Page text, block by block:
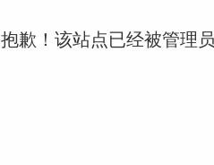
抱歉！该站点已经被管理